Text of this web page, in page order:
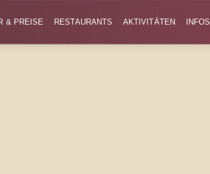
& PREISE RESTAURANTS AKTIVITÄTEN INFOS